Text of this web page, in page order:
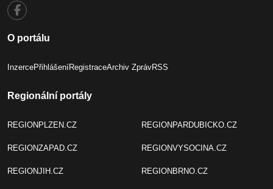
O portálu
InzercePřihlášeníRegistraceArchiv ZprávRSS
Regionální portály
REGIONPLZEN.CZ
REGIONZAPAD.CZ
REGIONJIH.CZ
REGIONPARDUBICKO.CZ
REGIONVYSOCINA.CZ
REGIONBRNO.CZ